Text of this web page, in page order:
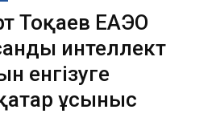
Тоқаев ЕАЭО
интеллект
енгізуге
ұсыныс